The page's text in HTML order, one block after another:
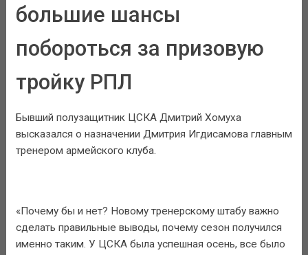
большие шансы
побороться за призовую
тройку РПЛ
Бывший полузащитник ЦСКА Дмитрий Хомуха
высказался о назначении Дмитрия Игдисамова главным
тренером армейского клуба.
«Почему бы и нет? Новому тренерскому штабу важно
сделать правильные выводы, почему сезон получился
именно таким. У ЦСКА была успешная осень, все было